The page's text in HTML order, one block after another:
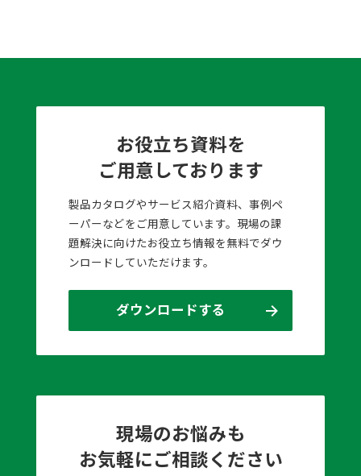
お役立ち資料を
ご用意しております
製品カタログやサービス紹介資料、事例ペ
ーパーなどをご用意しています。現場の課
題解決に向けたお役立ち情報を無料でダウ
ンロードしていただけます。
ダウンロードする
現場のお悩みも
お気軽にご相談ください